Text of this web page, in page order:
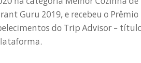
Guru 2019, e recebeu o Prêmio
do Trip Advisor –